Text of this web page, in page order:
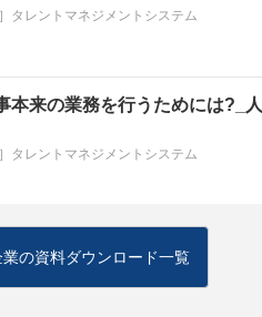
タレントマネジメントシステム
本来の業務を行うためには?_
タレントマネジメントシステム
業の資料ダウンロード一覧